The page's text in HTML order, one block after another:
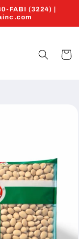
FABI (3224) |
Cart